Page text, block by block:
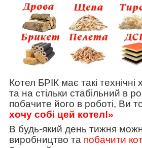
Котел БРІК має такі технічні
та на стільки стабільний в
побачите його в роботі, Ви
хочу собі цей котел!»
В будь-який день тижня
виробництво та побачити